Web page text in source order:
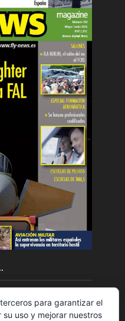
para garantizar el
uso y mejorar nuestros